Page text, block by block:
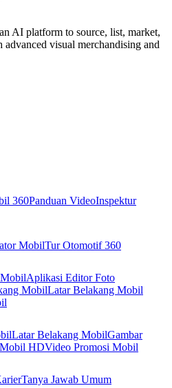
AI platform to source, list, market,
advanced visual merchandising and
360Panduan VideoInspektur
MobilTur Otomotif 360
Aplikasi Editor Foto
MobilLatar Belakang Mobil
Latar Belakang MobilGambar
HDVideo Promosi Mobil
Tanya Jawab Umum